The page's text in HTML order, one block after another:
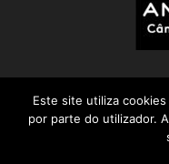
Este site utiliza
por parte do utilizador.